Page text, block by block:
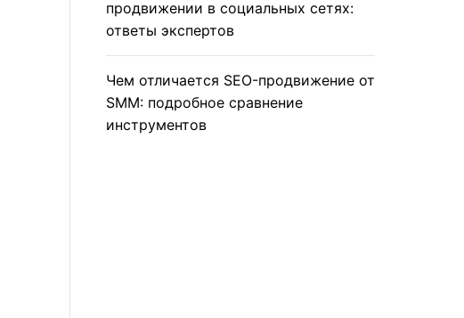
продвижении в социальных сетях:
ответы экспертов
Чем отличается SEO-продвижение от
SMM: подробное сравнение
инструментов